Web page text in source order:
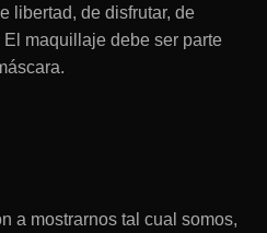
libertad, de disfrutar, de
maquillaje debe ser parte
a mostrarnos tal cual somos,